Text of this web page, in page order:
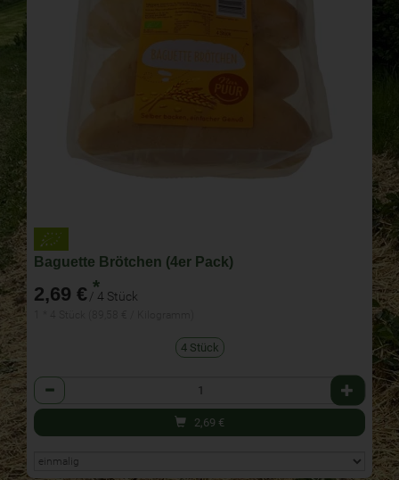
Baguette Brötchen (4er Pack)
2,69 € *
/ 4 Stück
4 Stück
Anzahl
2,69 €